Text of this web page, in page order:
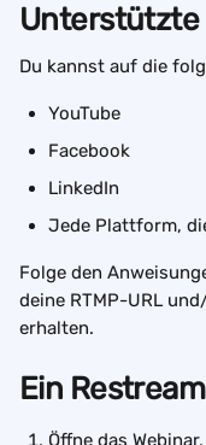
Du kannst auf die
YouTube
Facebook
LinkedIn
Jede Plattform,
Folge den
deine RTMP-URL
erhalten.
Ein
Öffne das